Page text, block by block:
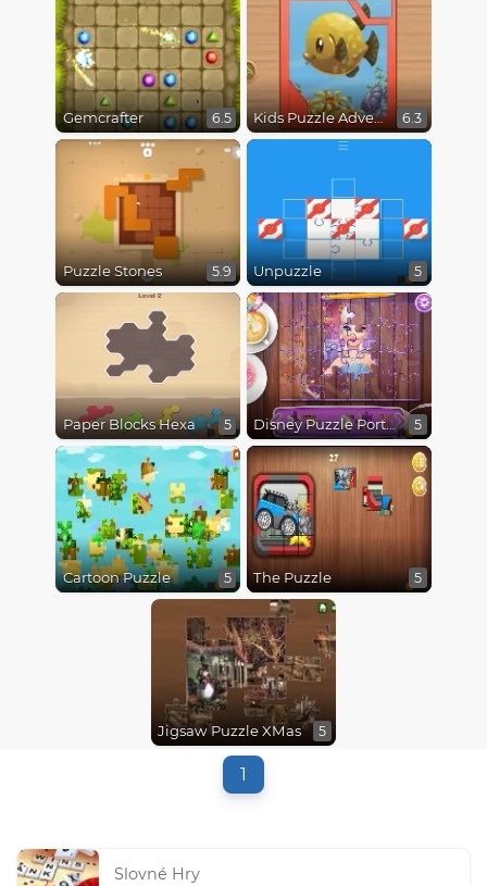
Gemcrafter 6.5 Kids Puzzle Adventure 6.3
Puzzle Stones 5.9 Unpuzzle 5
Paper Blocks Hexa 5 Disney Puzzle Portrait 5
Cartoon Puzzle 5 The Puzzle 5
Jigsaw Puzzle XMas 5
1
Slovné Hry